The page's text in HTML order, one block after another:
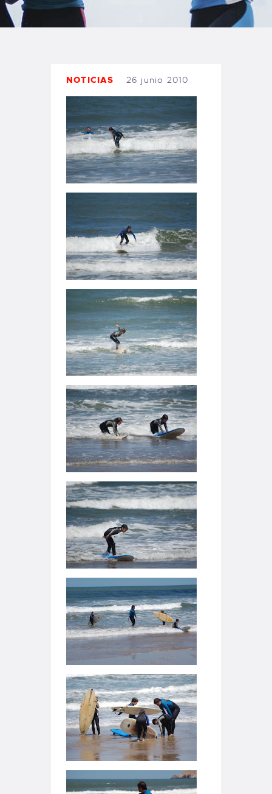
TIENDA FAMILY SURFERS
WEBCAM SALINAS
NOTICIAS 26 junio 2010